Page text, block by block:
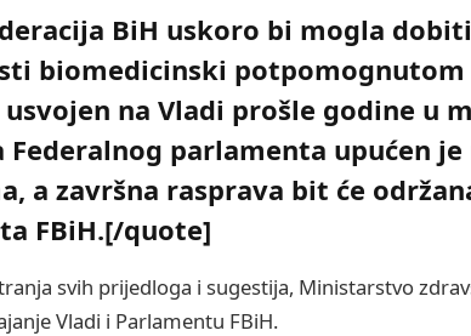
BiH uskoro bi mogla
biomedicinski potpomognutom
na Vladi prošle godine u
Federalnog parlamenta upućen
a završna rasprava bit će
FBiH.[/quote]
svih prijedloga i sugestija, Ministarstvo
Vladi i Parlamentu FBiH.